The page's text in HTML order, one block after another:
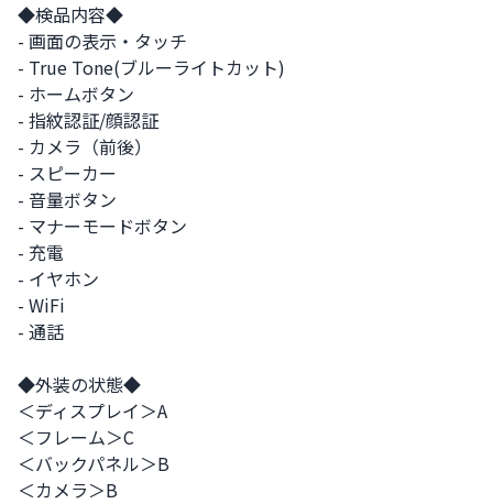
◆検品内容◆
- 画面の表示・タッチ
- True Tone(ブルーライトカット)
- ホームボタン
- 指紋認証/顔認証
- カメラ（前後）
- スピーカー
- 音量ボタン
- マナーモードボタン
- 充電
- イヤホン
- WiFi
- 通話
◆外装の状態◆
＜ディスプレイ＞A
＜フレーム＞C
＜バックパネル＞B
＜カメラ＞B